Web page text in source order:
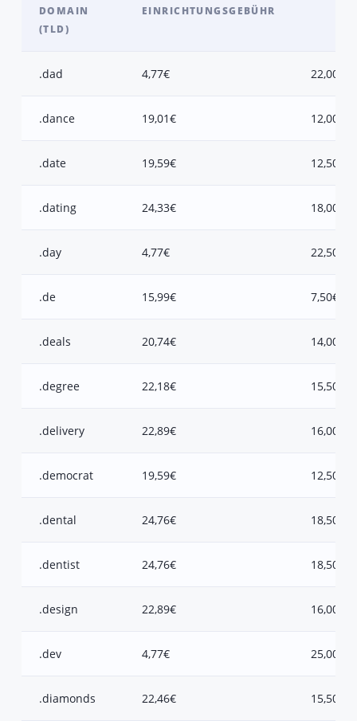
DOMAIN
(TLD)
EINRICHTUNGSGEBÜHR
.dad 4,77€ 22,00€
.dance 19,01€ 12,00€
.date 19,59€ 12,50€
.dating 24,33€ 18,00€
.day 4,77€ 22,50€
.de 15,99€ 7,50€
.deals 20,74€ 14,00€
.degree 22,18€ 15,50€
.delivery 22,89€ 16,00€
.democrat 19,59€ 12,50€
.dental 24,76€ 18,50€
.dentist 24,76€ 18,50€
.design 22,89€ 16,00€
.dev 4,77€ 25,00€
.diamonds 22,46€ 15,50€